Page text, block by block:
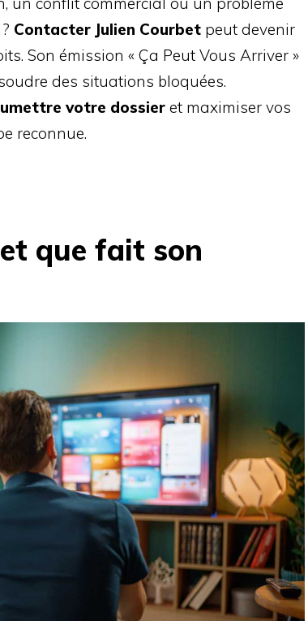
Contacter Julien Courbet peut devenir
Son émission « Ça Peut Vous Arriver »
des situations bloquées.
votre dossier et maximiser vos
reconnue.
que fait son